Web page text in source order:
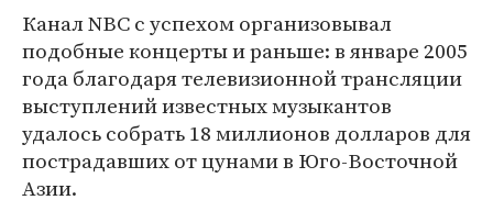
Канал NBC с успехом организовывал
подобные концерты и раньше: в январе 2005
года благодаря телевизионной трансляции
выступлений известных музыкантов
удалось собрать 18 миллионов долларов для
пострадавших от цунами в Юго-Восточной
Азии.